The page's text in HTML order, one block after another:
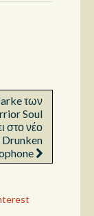
των
Soul
στο νέο
Drunken